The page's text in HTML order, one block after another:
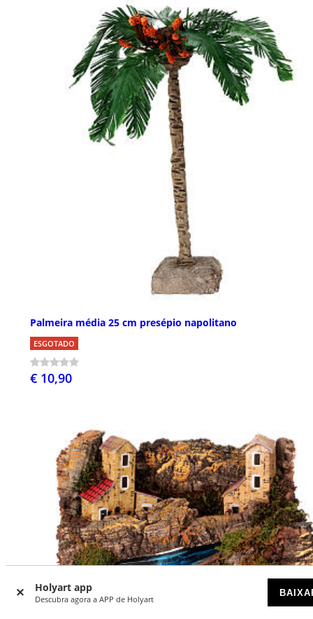
Holyart app
Descubra agora a APP de Holyart
Palmeira média 25 cm presépio napolitano
ESGOTADO
€ 10,90